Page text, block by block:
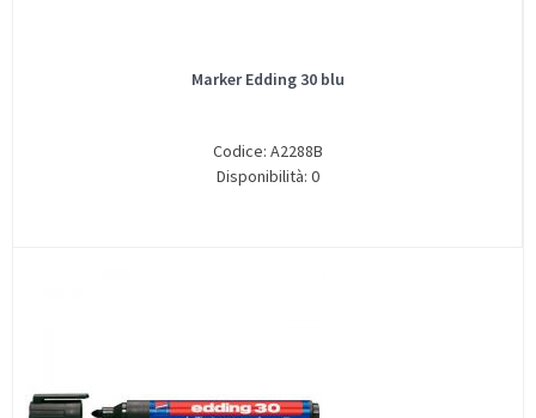
Marker Edding 30 blu
Codice: A2288B
Disponibilità: 0